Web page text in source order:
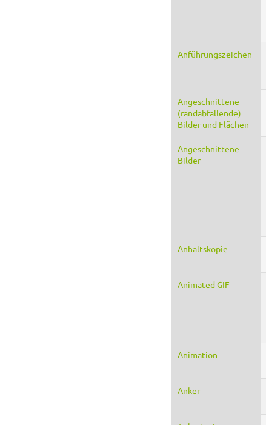
Anführungszeichen
Angeschnittene
(randabfallende)
Bilder und Flächen
Angeschnittene
Bilder
Anhaltskopie
Animated GIF
Animation
Anker